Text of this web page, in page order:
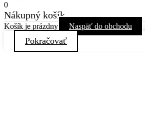
0
Nákupný košík
Košík je prázdny Naspäť do obchodu
Pokračovať